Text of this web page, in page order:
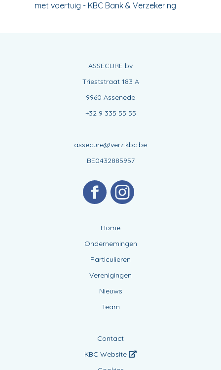
met voertuig - KBC Bank & Verzekering
ASSECURE bv
Trieststraat 183 A
9960 Assenede
+32 9 335 55 55
assecure@verz.kbc.be
BE0432885957
Home
Ondernemingen
Particulieren
Verenigingen
Nieuws
Team
Contact
KBC Website